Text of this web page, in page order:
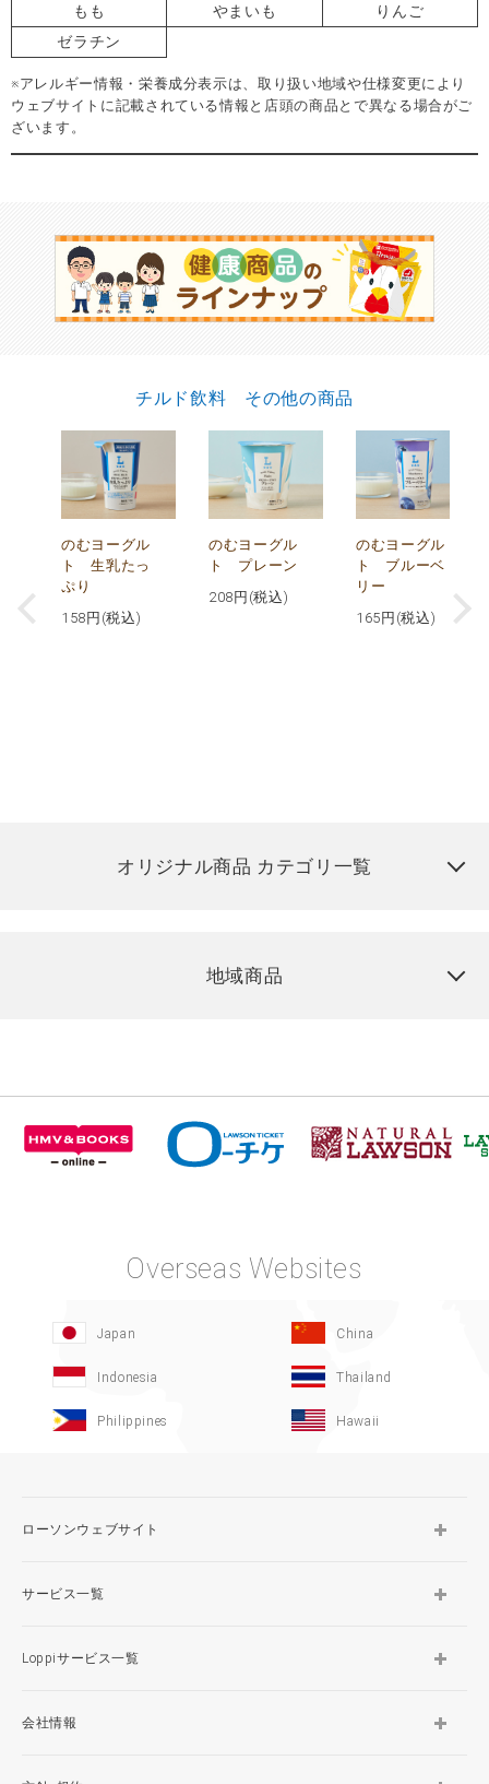
もも
やまいも
りんご
ゼラチン
※アレルギー情報・栄養成分表示は、取り扱い地域や仕様変更により
ウェブサイトに記載されている情報と店頭の商品とで異なる場合がご
ざいます。
チルド飲料 その他の商品
のむヨーグル
ト 生乳たっ
ぷり
158 円(税込)
のむヨーグル
ト プレーン
208 円(税込)
のむヨーグル
ト ブルーベ
リー
165 円(税込)
オリジナル商品 カテゴリ一覧
地域商品
Overseas Websites
Japan China
Indonesia Thailand
Philippines Hawaii
ローソンウェブサイト
サービス一覧
Loppiサービス一覧
会社情報